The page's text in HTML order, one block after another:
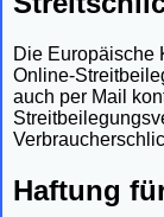
Die Europäische
Online-
auch per Mail
Haftung